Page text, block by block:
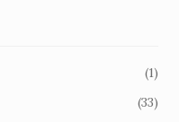
(1)
(33)